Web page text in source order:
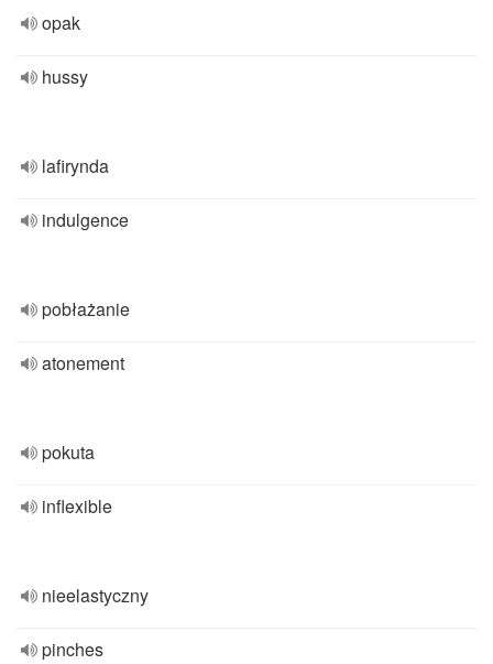
opak
hussy
lafirynda
indulgence
pobłażanie
atonement
pokuta
inflexible
nieelastyczny
pinches